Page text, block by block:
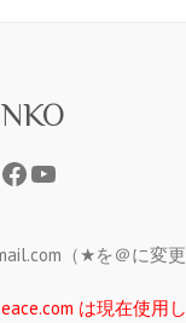
（★を＠に変更
は現在使用し